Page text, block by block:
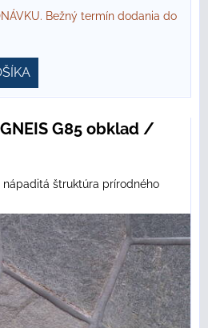
Bežný termín dodania do
G85 obklad /
štruktúra prírodného